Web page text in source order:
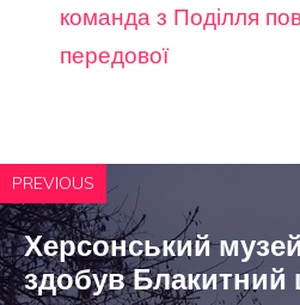
команда з Поділля
передової
PREVIOUS
Херсонський
здобув Блакитний